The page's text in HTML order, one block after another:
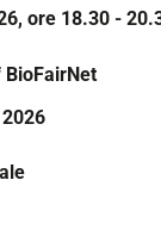
ore 18.30 -